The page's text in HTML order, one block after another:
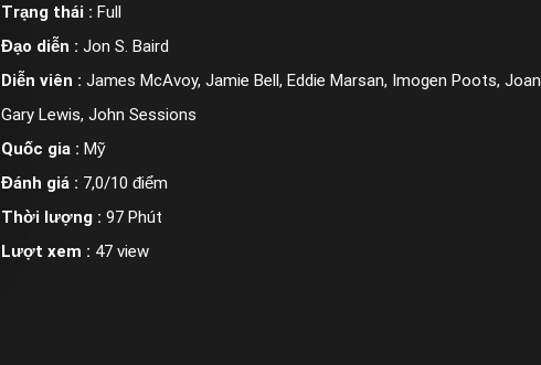
Trạng thái : Full
Đạo diễn : Jon S. Baird
Diễn viên : James McAvoy, Jamie Bell, Eddie Marsan, Imogen Poots,
Gary Lewis, John Sessions
Quốc gia : Mỹ
Đánh giá : 7,0/10 điểm
Thời lượng : 97 Phút
Lượt xem : 47 view